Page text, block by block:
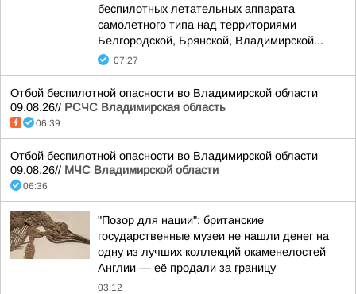
беспилотных летательных аппарата
самолетного типа над территориями
Белгородской, Брянской, Владимирской...
07:27
Отбой беспилотной опасности во Владимирской области
09.08.26// РСЧС Владимирская область
06:39
Отбой беспилотной опасности во Владимирской области
09.08.26// МЧС Владимирской области
06:36
"Позор для нации": британские
государственные музеи не нашли денег на
одну из лучших коллекций окаменелостей
Англии — её продали за границу
03:12